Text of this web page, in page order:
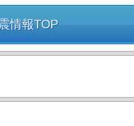
情報TOP